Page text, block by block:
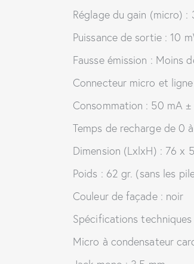
Réglage du gain (micro) :
Puissance de sortie : 10
Fausse émission : Moins
Connecteur micro et
Consommation : 50 mA ±
Temps de recharge de 0
Dimension (LxlxH) : 76 x
Poids : 62 gr. (sans les
Couleur de façade : noir
Spécifications
Micro à condensateur